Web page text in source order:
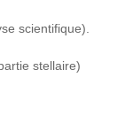
scientifique).
stellaire)